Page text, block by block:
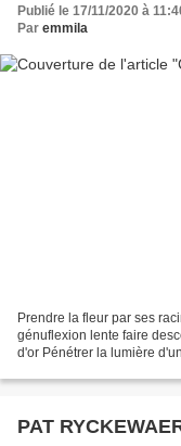
Publié le 17/11/2020 à
Par emmila
Prendre la fleur par ses
génuflexion lente faire
d'or Pénétrer la lumière
PAT